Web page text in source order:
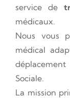
service de
médicaux.
Nous vous
médical
Sociale.
La mission